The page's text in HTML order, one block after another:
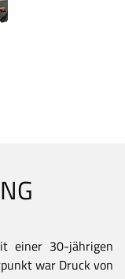
einer 30-jährigen
war Druck von